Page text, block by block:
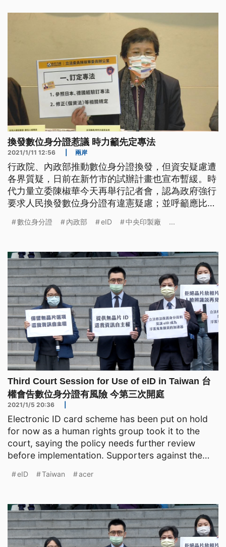
緩。時代力量立委與民間團體持續呼籲換發前應訂定
換發數位身分證惹議 時力籲先定專法
2021/1/11 12:56 兩岸
行政院、內政部推動數位身分證換發，但資安疑慮遭
各界質疑，日前在新竹市的試辦計畫也宣布暫緩。時
代力量立委陳椒華今天再舉行記者會，認為政府強行
要求人民換發數位身分證有違憲疑慮；並呼籲應比照
劃今年內全面換發「數位晶片身份證eID」，但資安
緩。時代力量立委與民間團體持續呼籲換發前應訂定
專法，以及成立專責機構，才
數位身分證 內政部 eID 中央印製廠 ...
Third Court Session for Use of eID in Taiwan 台
權會告數位身分證有風險 今第三次開庭
2021/1/5 20:36
Electronic ID card scheme has been put on hold
for now as a human rights group took it to the
court, saying the policy needs further review
before implementation. Supporters against the
eID Taiwan acer